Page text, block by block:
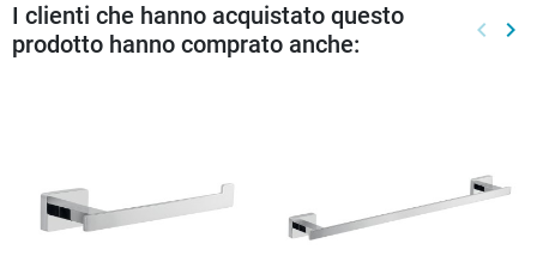
I clienti che hanno acquistato questo
prodotto hanno comprato anche:
keyboard_arrow_left keyboard_arrow_right